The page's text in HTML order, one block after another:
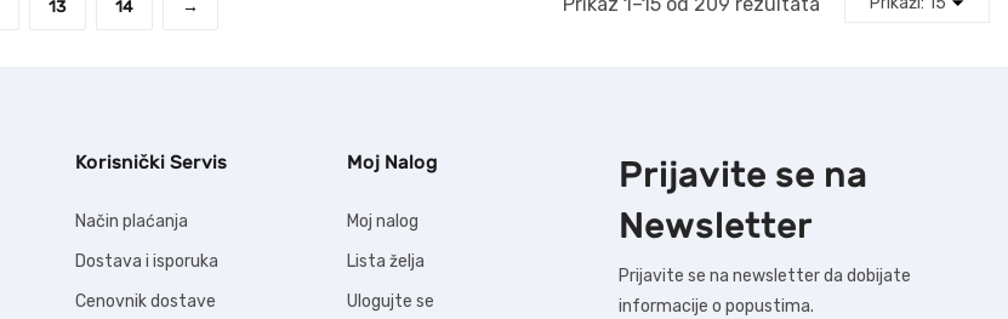
13 14 → Prikaz 1–15 od 209 rezultata
Korisnički Servis
Način plaćanja
Dostava i isporuka
Cenovnik dostave
Moj Nalog
Moj nalog
Lista želja
Ulogujte se
Prijavite se na
Newsletter
Prijavite se na newsletter da dobijate
informacije o popustima.